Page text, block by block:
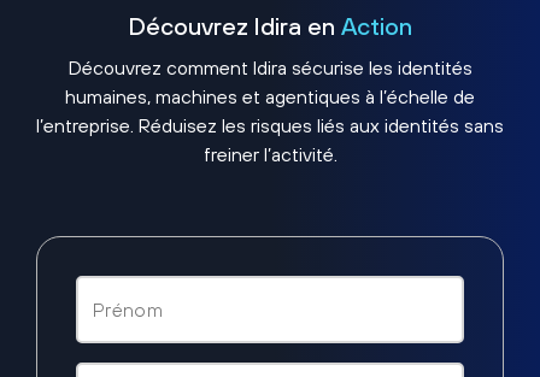
Découvrez Idira en Action
Découvrez comment Idira sécurise les identités
humaines, machines et agentiques à l’échelle de
l’entreprise. Réduisez les risques liés aux identités sans
freiner l’activité.